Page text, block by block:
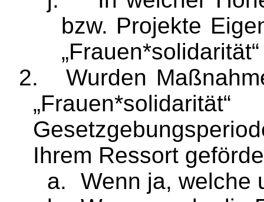
bzw. Projekte
„Frauen*solidarität
2.
Wurden
„Frauen*solidarität
Ihrem Ressort
a.
Wenn ja, welche